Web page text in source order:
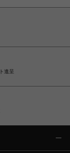
進呈